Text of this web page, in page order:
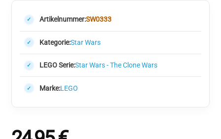
Artikelnummer:SW0333
Kategorie:Star Wars
LEGO Serie:Star Wars - The Clone Wars
Marke:LEGO